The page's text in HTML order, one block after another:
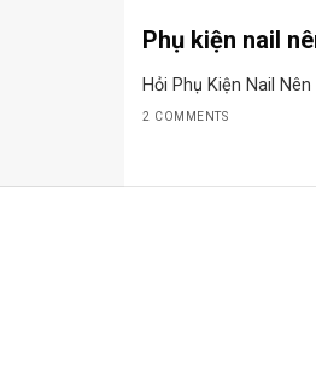
Phụ kiện nail
Hỏi Phụ Kiện Nail
2 COMMENTS